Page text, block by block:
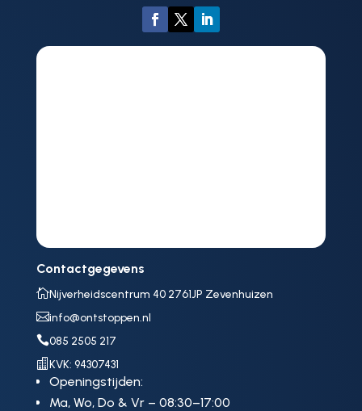
Contactgegevens
Nijverheidscentrum 40 2761JP Zevenhuizen
info@ontstoppen.nl
085 2505 217
 KVK: 94307431
Openingstijden:
Ma, Wo, Do & Vr – 08:30–17:00